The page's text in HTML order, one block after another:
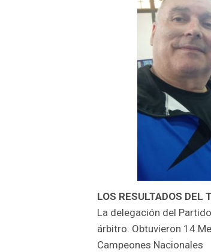
LOS RESULTADOS DEL
La delegación del
árbitro. Obtuvieron 14
Campeones Nacionales